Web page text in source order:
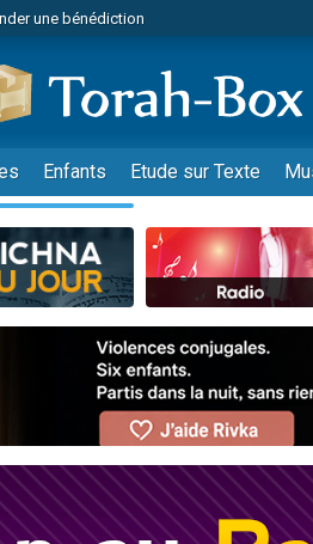
une bénédiction
un don pour Diane, 80 ans, dans un
sur WhatsApp
sur WhatsApp
un don pour 5 jours de vacances aux
sur WhatsApp
une bénédiction
en groupe sur Zoom
un don pour Sauvez la jambe de Yohan
Box Music
sur WhatsApp
sur WhatsApp
Enfants Etude sur Texte